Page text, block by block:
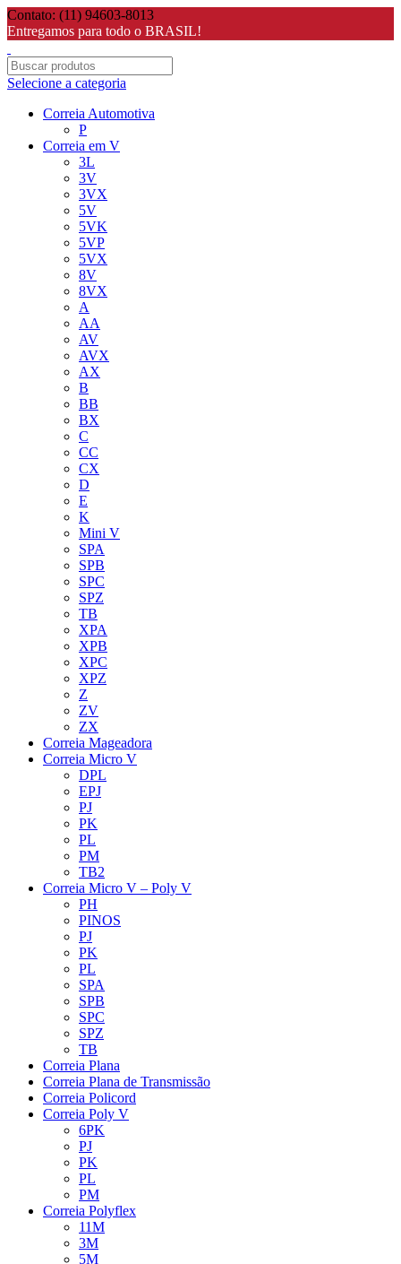
Contato: (11) 94603-8013
Entregamos para todo o BRASIL!
Selecione a categoria
Correia Automotiva
P
Correia em V
3L
3V
3VX
5V
5VK
5VP
5VX
8V
8VX
A
AA
AV
AVX
AX
B
BB
BX
C
CC
CX
D
E
K
Mini V
SPA
SPB
SPC
SPZ
TB
XPA
XPB
XPC
XPZ
Z
ZV
ZX
Correia Mageadora
Correia Micro V
DPL
EPJ
PJ
PK
PL
PM
TB2
Correia Micro V – Poly V
PH
PINOS
PJ
PK
PL
SPA
SPB
SPC
SPZ
TB
Correia Plana
Correia Plana de Transmissão
Correia Policord
Correia Poly V
6PK
PJ
PK
PL
PM
Correia Polyflex
11M
3M
5M